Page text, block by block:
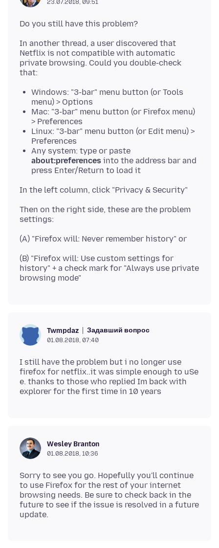
23.07.2018, 09:51
In another thread, a user discovered that
Netflix is not compatible with automatic
private browsing. Could you double-check
Windows: "3-bar" menu button (or Tools
menu) > Options
Mac: "3-bar" menu button (or Firefox menu)
> Preferences
Linux: "3-bar" menu button (or Edit menu) >
Preferences
Any system: type or paste
about:preferences into the address bar and
press Enter/Return to load it
Then on the right side, these are the problem
(B) "Firefox will: Use custom settings for
history" + a check mark for "Always use private
Twmpdaz Задавший вопрос
01.08.2018, 07:40
I still have the problem but i no longer use
firefox for netflix..it was simple enough to uSe
e. thanks to those who replied Im back with
Wesley Branton
01.08.2018, 10:36
Sorry to see you go. Hopefully you'll continue
to use Firefox for the rest of your internet
browsing needs. Be sure to check back in the
future to see if the issue is resolved in a future